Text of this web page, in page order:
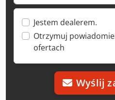
Jestem dealerem.
Otrzymuj
ofertach
Wyślij